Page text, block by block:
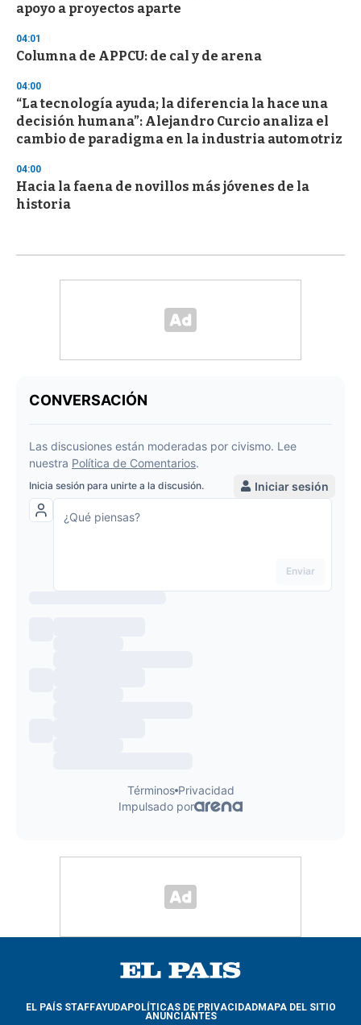
apoyo a proyectos aparte
04:01
Columna de APPCU: de cal y de arena
04:00
“La tecnología ayuda; la diferencia la hace una
decisión humana”: Alejandro Curcio analiza el
cambio de paradigma en la industria automotriz
04:00
Hacia la faena de novillos más jóvenes de la
historia
EL PAÍS STAFFAYUDAPOLÍTICAS DE PRIVACIDADMAPA DEL SITIO
ANUNCIANTES